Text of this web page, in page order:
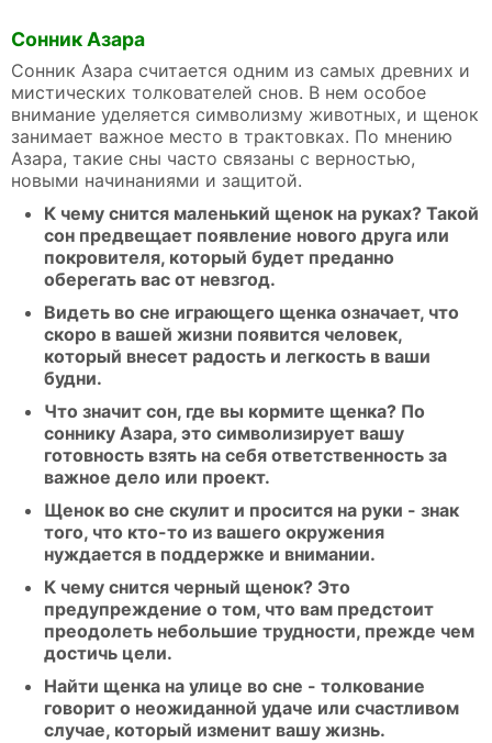
Сонник Азара
Сонник Азара считается одним из самых древних и
мистических толкователей снов. В нем особое
внимание уделяется символизму животных, и щенок
занимает важное место в трактовках. По мнению
Азара, такие сны часто связаны с верностью,
новыми начинаниями и защитой.
К чему снится маленький щенок на руках? Такой
сон предвещает появление нового друга или
покровителя, который будет преданно
оберегать вас от невзгод.
Видеть во сне играющего щенка означает, что
скоро в вашей жизни появится человек,
который внесет радость и легкость в ваши
будни.
Что значит сон, где вы кормите щенка? По
соннику Азара, это символизирует вашу
готовность взять на себя ответственность за
важное дело или проект.
Щенок во сне скулит и просится на руки - знак
того, что кто-то из вашего окружения
нуждается в поддержке и внимании.
К чему снится черный щенок? Это
предупреждение о том, что вам предстоит
преодолеть небольшие трудности, прежде чем
достичь цели.
Найти щенка на улице во сне - толкование
говорит о неожиданной удаче или счастливом
случае, который изменит вашу жизнь.